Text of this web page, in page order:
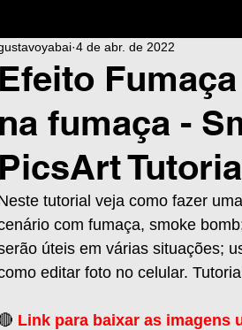
Android Destaques PicsArt
Top PicsArt WhatsApp
Artificial
Efeito
na fumaça -
PicsArt
4 de abr. de 2022
tutorial veja como fazer
com fumaça, smoke
úteis em várias situações;
editar foto no celular.
Link para baixar as imagens